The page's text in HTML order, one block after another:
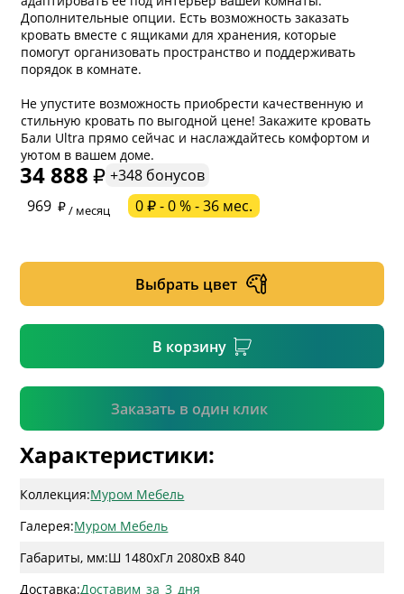
Дополнительные опции. Есть возможность заказать
кровать вместе с ящиками для хранения, которые
помогут организовать пространство и поддерживать
порядок в комнате.
Не упустите возможность приобрести качественную и
стильную кровать по выгодной цене! Закажите кровать
Бали Ultra прямо сейчас и наслаждайтесь комфортом и
уютом в вашем доме.
34 888
+348 бонусов
969
/ месяц 0 ₽ - 0 % - 36 мес.
Выбрать цвет
В корзину
Заказать в один клик
* обязательное поле
Подтвердить
Характеристики:
Коллекция:Муром Мебель
Галерея:Муром Мебель
Габариты, мм:Ш 1480xГл 2080xВ 840
Доставка:Доставим_за_3_дня